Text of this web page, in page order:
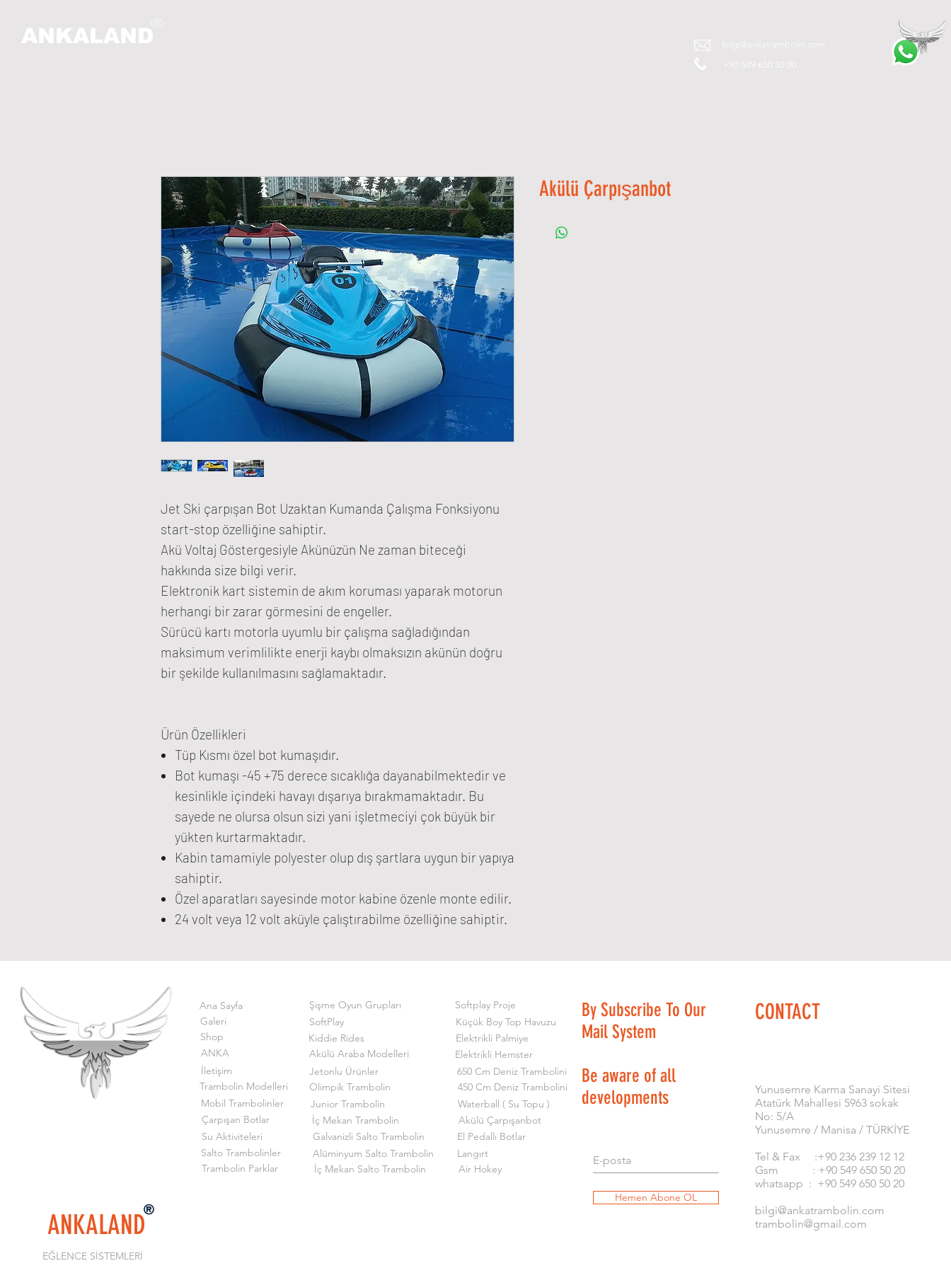
ANKALAND
bilgi@ankatrambolin.com
+90 549 650 50 00
Jet Ski çarpışan Bot Uzaktan Kumanda Çalışma Fonksiyonu
start-stop özelliğine sahiptir.
Akü Voltaj Göstergesiyle Akünüzün Ne zaman biteceği
hakkında size bilgi verir.
Elektronik kart sistemin de akım koruması yaparak motorun
herhangi bir zarar görmesini de engeller.
Sürücü kartı motorla uyumlu bir çalışma sağladığından
maksimum verimlilikte enerji kaybı olmaksızın akünün doğru
bir şekilde kullanılmasını sağlamaktadır.
Ürün Özellikleri
Tüp Kısmı özel bot kumaşıdır.
Bot kumaşı -45 +75 derece sıcaklığa dayanabilmektedir ve
kesinlikle içindeki havayı dışarıya bırakmamaktadır. Bu
sayede ne olursa olsun sizi yani işletmeciyi çok büyük bir
yükten kurtarmaktadır.
Kabin tamamiyle polyester olup dış şartlara uygun bir yapıya
sahiptir.
Özel aparatları sayesinde motor kabine özenle monte edilir.
24 volt veya 12 volt aküyle çalıştırabilme özelliğine sahiptir.
Akülü Çarpışanbot
ANKALAND
EĞLENCE SİSTEMLERİ
Ana Sayfa
Galeri
Shop
ANKA
İletişim
Trambolin Modelleri
Mobil Trambolinler
Çarpışan Botlar
Su Aktiviteleri
Salto Trambolinler
Trambolin Parklar
Şişme Oyun Grupları
SoftPlay
Kiddie Rides
Akülü Araba Modelleri
Jetonlu Ürünler
Olimpik Trambolin
Junior Trambolin
İç Mekan Trambolin
Galvanizli Salto Trambolin
Alüminyum Salto Trambolin
İç Mekan Salto Trambolin
Softplay Proje
Küçük Boy Top Havuzu
Elektrikli Palmiye
Elektrikli Hemster
650 Cm Deniz Trambolini
450 Cm Deniz Trambolini
Waterball ( Su Topu )
Akülü Çarpışanbot
El Pedallı Botlar
Langırt
Air Hokey
By Subscribe To Our
Mail System
Be aware of all
developments
Hemen Abone OL
CONTACT
​Yunusemre Karma Sanayi Sitesi
Atatürk Mahallesi 5963 sokak
No: 5/A
Yunusemre / Manisa / TÜRKİYE
Tel & Fax :+90 236 239 12 12
Gsm : +90 549 650 50 20
whatsapp : +90 549 650 50 20
bilgi@ankatrambolin.com
trambolin@gmail.com